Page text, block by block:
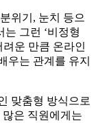
위기, 눈치 등으
그런 ‘비정형
운 만큼 온라인
우는 관계를 유지
맞춤형 방식으로
은 직원에게는